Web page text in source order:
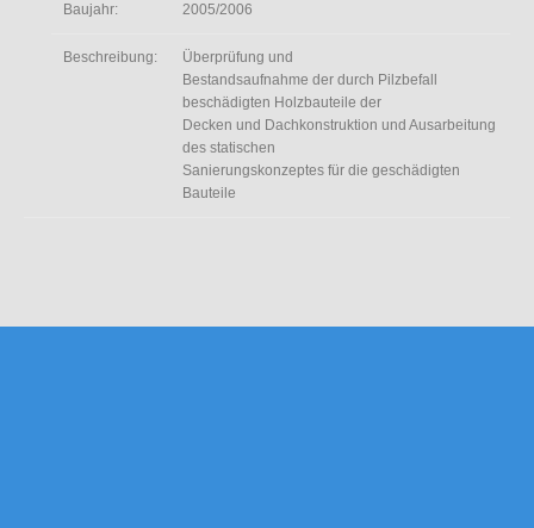
Baujahr: 2005/2006
Beschreibung:
Überprüfung und
Bestandsaufnahme der durch Pilzbefall
beschädigten Holzbauteile der
Decken und Dachkonstruktion und Ausarbeitung
des statischen
Sanierungskonzeptes für die geschädigten
Bauteile